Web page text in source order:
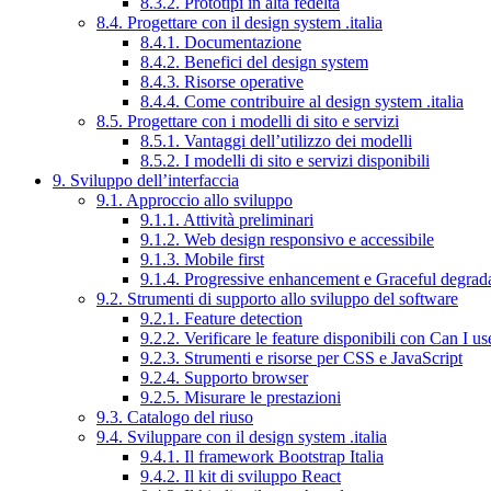
8.4. Progettare con il design system .italia
8.4.1. Documentazione
8.4.2. Benefici del design system
8.4.3. Risorse operative
8.4.4. Come contribuire al design system .italia
8.5. Progettare con i modelli di sito e servizi
8.5.1. Vantaggi dell’utilizzo dei modelli
8.5.2. I modelli di sito e servizi disponibili
9. Sviluppo dell’interfaccia
9.1. Approccio allo sviluppo
9.1.1. Attività preliminari
9.1.2. Web design responsivo e accessibile
9.1.3. Mobile first
9.1.4. Progressive enhancement e Graceful
9.2. Strumenti di supporto allo sviluppo del software
9.2.1. Feature detection
9.2.2. Verificare le feature disponibili con Can I
9.2.3. Strumenti e risorse per CSS e JavaScript
9.2.4. Supporto browser
9.2.5. Misurare le prestazioni
9.3. Catalogo del riuso
9.4. Sviluppare con il design system .italia
9.4.1. Il framework Bootstrap Italia
9.4.2. Il kit di sviluppo React